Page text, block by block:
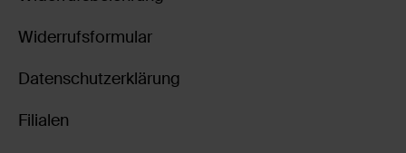
Widerrufsformular
Datenschutzerklärung
Filialen